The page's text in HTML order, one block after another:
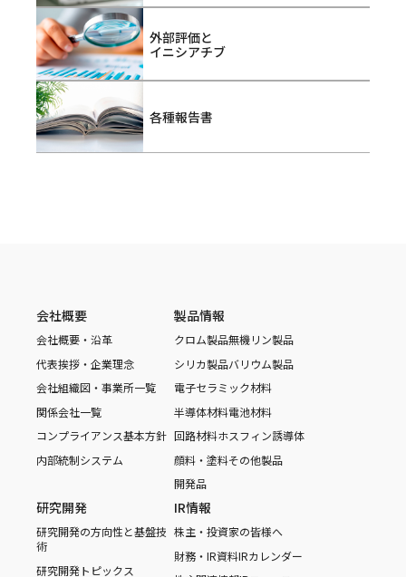
外部評価と
イニシアチブ
各種報告書
会社概要
会社概要・沿革
代表挨拶・企業理念
会社組織図・事業所一覧
関係会社一覧
コンプライアンス基本方針
内部統制システム
製品情報
クロム製品無機リン製品
シリカ製品バリウム製品
電子セラミック材料
半導体材料電池材料
回路材料ホスフィン誘導体
顔料・塗料その他製品
開発品
研究開発
研究開発の方向性と基盤技
術
研究開発トピックス
IR情報
株主・投資家の皆様へ
財務・IR資料IRカレンダー